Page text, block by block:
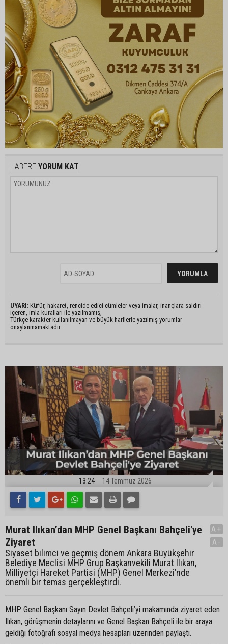
HABERE YORUM KAT
UYARI: Küfür, hakaret, rencide edici cümleler veya imalar, inançlara saldırı
içeren, imla kuralları ile yazılmamış,
Türkçe karakter kullanılmayan ve büyük harflerle yazılmış yorumlar
onaylanmamaktadır.
13:24 14 Temmuz 2026
Murat Ilıkan’dan MHP Genel Başkanı Bahçeli'ye
Ziyaret
Siyaset bilimci ve geçmiş dönem Ankara Büyükşehir
Belediye Meclisi MHP Grup Başkanvekili Murat Ilıkan,
Milliyetçi Hareket Partisi (MHP) Genel Merkezi’nde
önemli bir temas gerçekleştirdi.
A+
A-
MHP Genel Başkanı Sayın Devlet Bahçeli’yi makamında ziyaret eden
Ilıkan, görüşmenin detaylarını ve Genel Başkan Bahçeli ile bir araya
geldiği fotoğrafı sosyal medya hesapları üzerinden paylaştı.